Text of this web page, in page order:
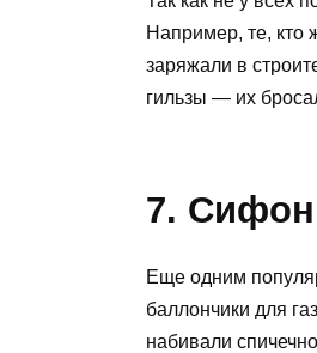
Например, те, кто
заряжали в
гильзы — их
7. Сифон
Еще одним
баллончики для
набивали